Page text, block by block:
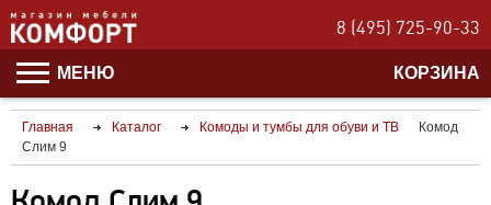
8 (495) 725-90-33
МЕНЮ КОРЗИНА
Главная Каталог Комоды и тумбы для обуви и ТВ
Комод
Слим 9